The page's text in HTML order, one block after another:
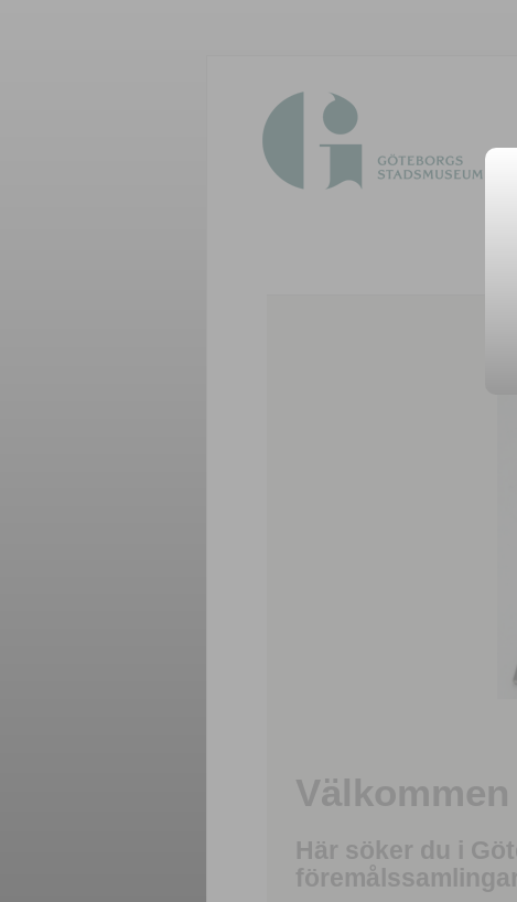
Här söker du i